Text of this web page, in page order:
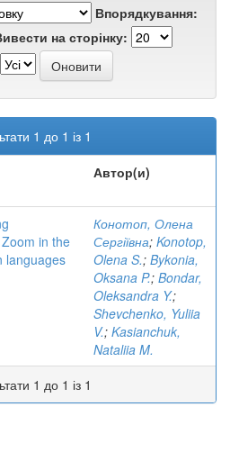
Впорядкування:
на сторінку:
1 до 1 із 1
Автор(и)
in the
languages
Конотоп, Олена
Сергіївна; Konotop,
Olena S.; Bykonia,
Oksana P.; Bondar,
Oleksandra Y.;
Shevchenko, Yuliia
V.; Kasianchuk,
Nataliia M.
1 до 1 із 1